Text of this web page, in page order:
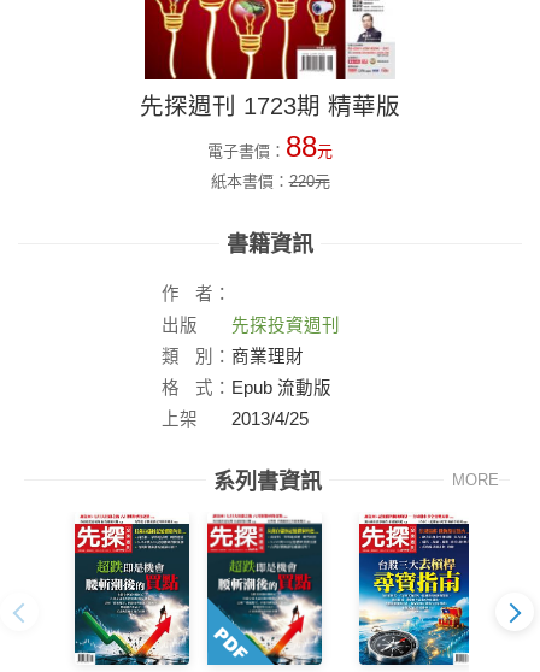
先探週刊 1723期 精華版
電子書價： 88元
紙本書價：220元
書籍資訊
作
者：
出版
社：
先探投資週刊
類
別： 商業理財
格
式： Epub 流動版
上架
2013/4/25
系列書資訊 MORE